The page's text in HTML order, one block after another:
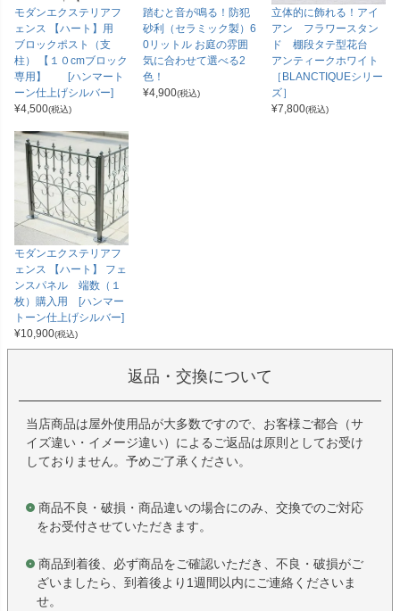
モダンエクステリアフ
ェンス 【ハート】用
ブロックポスト（支
柱） 【１０cmブロック
専用】 [ハンマート
ーン仕上げシルバー]
¥4,500(税込)
踏むと音が鳴る！防犯
砂利（セラミック製）6
0リットル お庭の雰囲
気に合わせて選べる2
色！
¥4,900(税込)
立体的に飾れる！アイ
アン フラワースタン
ド 棚段タテ型花台
アンティークホワイト
［BLANCTIQUEシリー
ズ］
¥7,800(税込)
モダンエクステリアフ
ェンス 【ハート】 フェ
ンスパネル 端数（１
枚）購入用 [ハンマー
トーン仕上げシルバー]
¥10,900(税込)
返品・交換について
当店商品は屋外使用品が大多数ですので、お客様ご都合（サ
イズ違い・イメージ違い）によるご返品は原則としてお受け
しておりません。予めご了承ください。
商品不良・破損・商品違いの場合にのみ、交換でのご対応
をお受付させていただきます。
商品到着後、必ず商品をご確認いただき、不良・破損がご
ざいましたら、到着後より1週間以内にご連絡くださいま
せ。